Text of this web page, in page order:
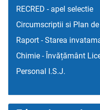
RECRED - apel selectie
Circumscriptii si Plan
Raport - Starea
Chimie - Învățământ
Personal I.S.J.